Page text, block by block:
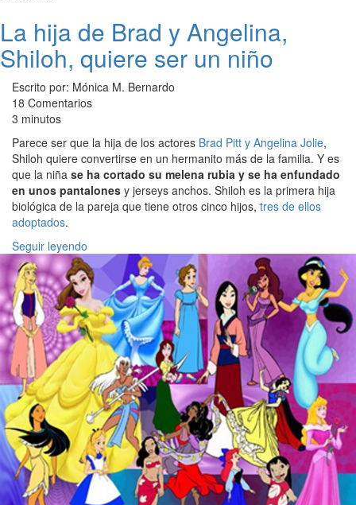
La hija de Brad y Angelina,
Shiloh, quiere ser un niño
Escrito por: Mónica M. Bernardo
18 Comentarios
3 minutos
Parece ser que la hija de los actores Brad Pitt y Angelina Jolie,
Shiloh quiere convertirse en un hermanito más de la familia. Y es
que la niña se ha cortado su melena rubia y se ha enfundado
en unos pantalones y jerseys anchos. Shiloh es la primera hija
biológica de la pareja que tiene otros cinco hijos, tres de ellos
adoptados.
Seguir leyendo